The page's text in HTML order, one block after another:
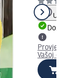
Vašoj